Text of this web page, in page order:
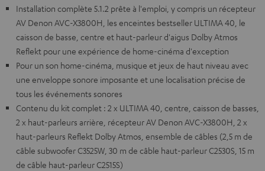
Installation complète 5.1.2 prête à l'emploi, y compris un récepteur
AV Denon AVC-X3800H, les enceintes bestseller ULTIMA 40, le
caisson de basse, centre et haut-parleur d'aigus Dolby Atmos
Reflekt pour une expérience de home-cinéma d'exception
Pour un son home-cinéma, musique et jeux de haut niveau avec
une enveloppe sonore imposante et une localisation précise de
tous les événements sonores
Contenu du kit complet : 2 x ULTIMA 40, centre, caisson de basses,
2 x haut-parleurs arrière, récepteur AV Denon AVC-X3800H, 2 x
haut-parleurs Reflekt Dolby Atmos, ensemble de câbles (2,5 m de
câble subwoofer C3525W, 30 m de câble haut-parleur C2530S, 15 m
de câble haut-parleur C2515S)